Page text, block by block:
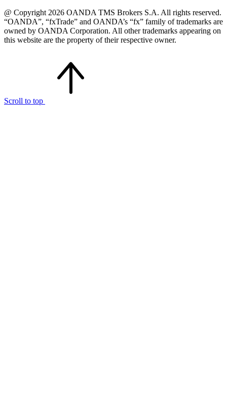
@ Copyright 2026 OANDA TMS Brokers S.A. All rights reserved.
“OANDA”, “fxTrade” and OANDA’s “fx” family of trademarks are
owned by OANDA Corporation. All other trademarks appearing on
this website are the property of their respective owner.
Scroll to top